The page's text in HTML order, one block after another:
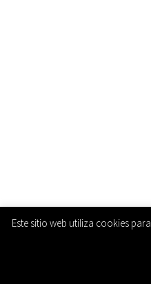
Este sitio web utiliza cookies